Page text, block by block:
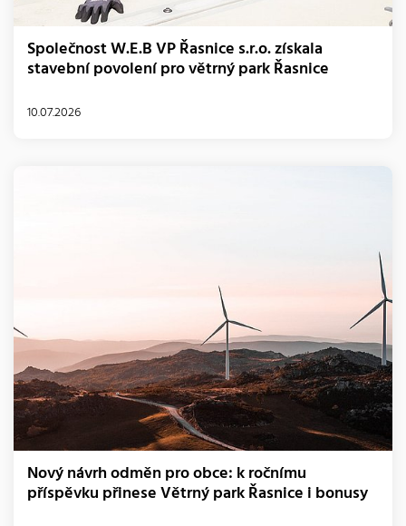
Společnost W.E.B VP Řasnice s.r.o. získala
stavební povolení pro větrný park Řasnice
10.07.2026
Nový návrh odměn pro obce: k ročnímu
příspěvku přinese Větrný park Řasnice i bonusy